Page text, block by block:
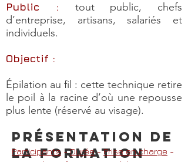
Public : tout public, chefs
d’entreprise, artisans, salariés et
individuels.
Objectif :
Épilation au fil : cette technique retire
le poil à la racine d’où une repousse
plus lente (réservé au visage).
Présentation de
lA FORMATION
Participants -Durée-Prise en charge -